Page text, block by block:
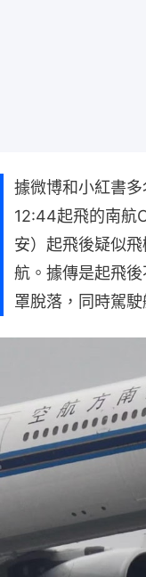
據微博和小紅書
12:44起飛的南航
安）起飛後疑似
航。據傳是起飛
罩脫落，同時駕